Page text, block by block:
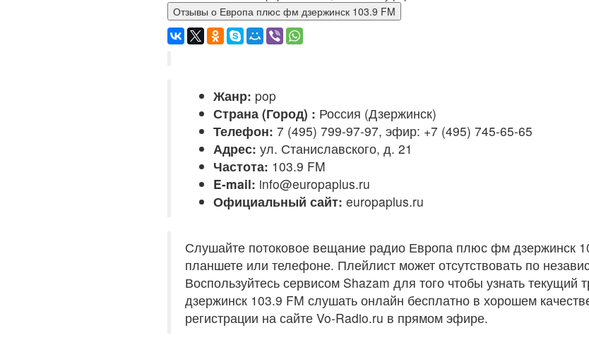
Отзывы о Европа плюс фм дзержинск 103.9 FM
Жанр: pop
Страна (Город) : Россия (Дзержинск)
Телефон: 7 (495) 799-97-97, эфир: +7 (495) 745-65-65
Адрес: ул. Станиславского, д. 21
Частота: 103.9 FM
E-mail: info@europaplus.ru
Официальный сайт: europaplus.ru
Слушайте потоковое вещание радио Европа плюс фм дзержинск
планшете или телефоне. Плейлист может отсутствовать по
Воспользуйтесь сервисом Shazam для того чтобы узнать
дзержинск 103.9 FM слушать онлайн бесплатно в хорошем
регистрации на сайте Vo-Radio.ru в прямом эфире.